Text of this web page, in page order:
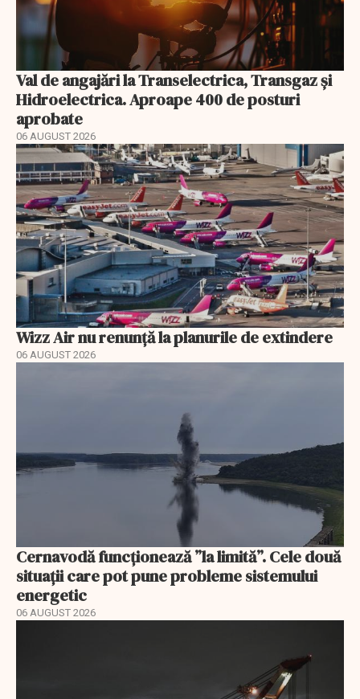
Val de angajări la Transelectrica, Transgaz și
Hidroelectrica. Aproape 400 de posturi
aprobate
06 AUGUST 2026
Wizz Air nu renunță la planurile de extindere
06 AUGUST 2026
Cernavodă funcționează ”la limită”. Cele două
situații care pot pune probleme sistemului
energetic
06 AUGUST 2026